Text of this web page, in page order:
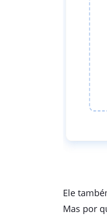
Ele
Mas por